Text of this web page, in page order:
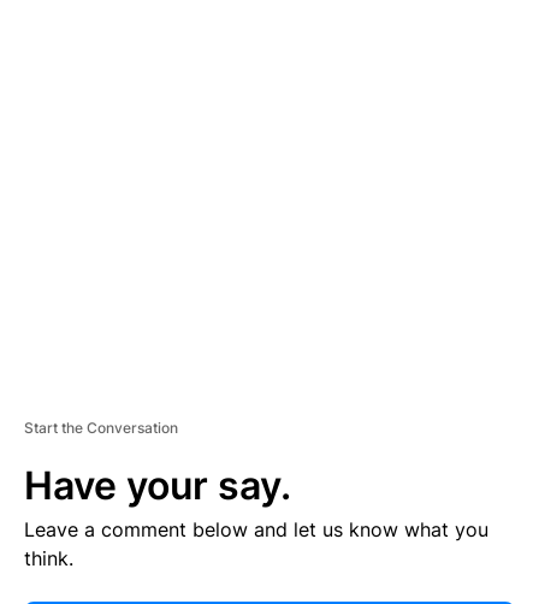
Start the Conversation
Have your say.
Leave a comment below and let us know what you
think.